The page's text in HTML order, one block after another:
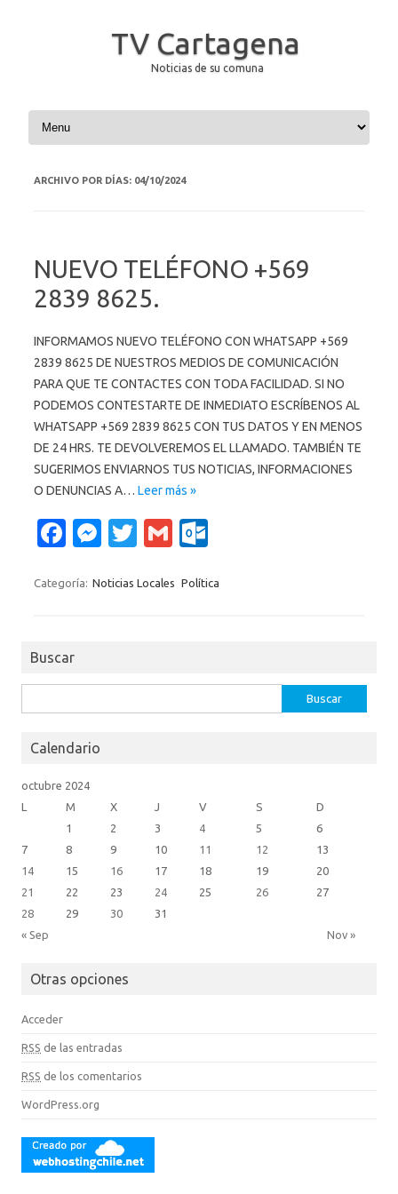
TV Cartagena
Noticias de su comuna
Saltar al contenido
ARCHIVO POR DÍAS: 04/10/2024
NUEVO TELÉFONO +569
2839 8625.
INFORMAMOS NUEVO TELÉFONO CON WHATSAPP +569
2839 8625 DE NUESTROS MEDIOS DE COMUNICACIÓN
PARA QUE TE CONTACTES CON TODA FACILIDAD. SI NO
PODEMOS CONTESTARTE DE INMEDIATO ESCRÍBENOS AL
WHATSAPP +569 2839 8625 CON TUS DATOS Y EN MENOS
DE 24 HRS. TE DEVOLVEREMOS EL LLAMADO. TAMBIÉN TE
SUGERIMOS ENVIARNOS TUS NOTICIAS, INFORMACIONES
O DENUNCIAS A… Leer más »
Fa
e
o
M
se
T
it
G
ail lo
Categoría: Noticias Locales Política
Buscar
Calendario
octubre 2024
L
M X J V S D
« Sep Nov »
1 2 3 4 5
6
7
8 9 10 11 12
13
14
15 16 17 18 19
20
21
22 23 24 25 26
27
28
29 30 31
Otras opciones
Acceder
RSS de las entradas
RSS de los comentarios
WordPress.org